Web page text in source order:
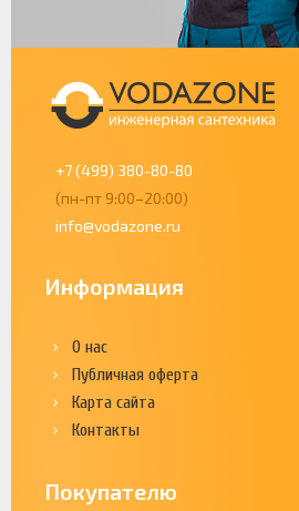
+7 (499) 380-80-80
(пн-пт 9:00–20:00)
info@vodazone.ru
Информация
О нас
Публичная оферта
Карта сайта
Контакты
Покупателю